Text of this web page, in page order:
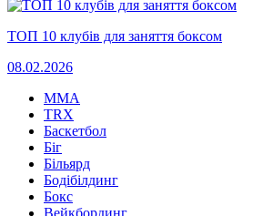
ТОП 10 клубів для заняття боксом
08.02.2026
MMA
TRX
Баскетбол
Біг
Більярд
Бодібілдинг
Бокс
Вейкбординг